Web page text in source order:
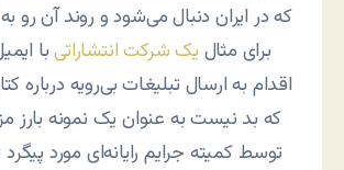
که در ایران دنبال می‌شود و روند آن رو
برای مثال یک شرکت انتشاراتیبا
اقدام به ارسال تبلیغات بی‌رویه درباره
که بد نیست به عنوان یک نمونه بارز
توسط کمیته جرایم رایانه‌ای مورد